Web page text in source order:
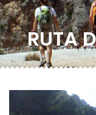
RUTA